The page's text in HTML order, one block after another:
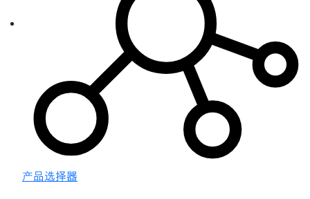
产品选择器